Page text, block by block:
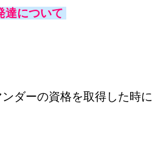
達について
ダーの資格を取得した時に